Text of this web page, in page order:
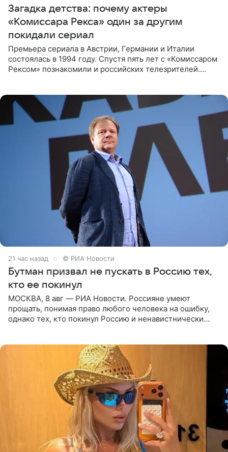
Загадка детства: почему актеры
«Комиссара Рекса» один за другим
покидали сериал
Премьера сериала в Австрии, Германии и Италии
состоялась в 1994 году. Спустя пять лет с «Комиссаром
Рексом» познакомили и российских телезрителей.
21 час назад © РИА Новости
Бутман призвал не пускать в Россию тех,
кто ее покинул
МОСКВА, 8 авг — РИА Новости. Россияне умеют
прощать, понимая право любого человека на ошибку,
однако тех, кто покинул Россию и ненавистнически